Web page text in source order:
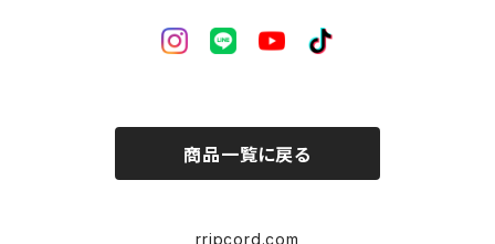
商品一覧に戻る
rripcord.com